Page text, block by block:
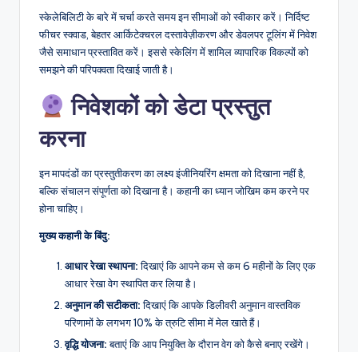
स्केलेबिलिटी के बारे में चर्चा करते समय इन सीमाओं को स्वीकार करें। निर्दिष्ट
फीचर स्क्वाड, बेहतर आर्किटेक्चरल दस्तावेज़ीकरण और डेवलपर टूलिंग में निवेश
जैसे समाधान प्रस्तावित करें। इससे स्केलिंग में शामिल व्यापारिक विकल्पों को
समझने की परिपक्वता दिखाई जाती है।
निवेशकों को डेटा प्रस्तुत
करना
इन मापदंडों का प्रस्तुतीकरण का लक्ष्य इंजीनियरिंग क्षमता को दिखाना नहीं है,
बल्कि संचालन संपूर्णता को दिखाना है। कहानी का ध्यान जोखिम कम करने पर
होना चाहिए।
मुख्य कहानी के बिंदु:
आधार रेखा स्थापना:दिखाएं कि आपने कम से कम 6 महीनों के लिए एक
आधार रेखा वेग स्थापित कर लिया है।
अनुमान की सटीकता:दिखाएं कि आपके डिलीवरी अनुमान वास्तविक
परिणामों के लगभग 10% के त्रुटि सीमा में मेल खाते हैं।
वृद्धि योजना:बताएं कि आप नियुक्ति के दौरान वेग को कैसे बनाए रखेंगे।